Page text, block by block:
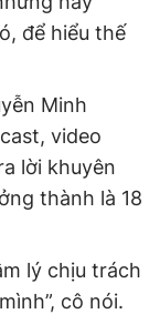
để hiểu thế
Minh
video
lời khuyên
thành là 18
lý chịu trách
cô nói.